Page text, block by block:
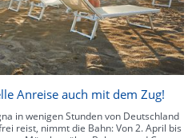
Anreise auch mit dem Zug!
in wenigen Stunden von Deutschland
reist, nimmt die Bahn: Von 2. April bis